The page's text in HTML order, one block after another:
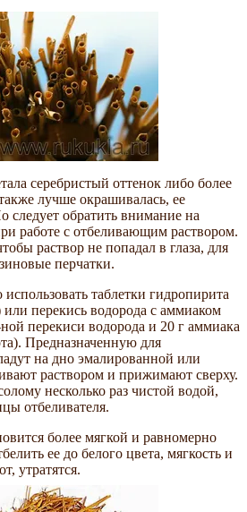
серебристый оттенок либо более
лучше окрашивалась, ее
следует обратить внимание на
работе с отбеливающим раствором.
раствор не попадал в глаза, для
перчатки.
таблетки гидропирита
перекись водорода с аммиаком
перекиси водорода и 20 г аммиака
Предназначенную для
на дно эмалированной или
раствором и прижимают сверху.
несколько раз чистой водой,
отбеливателя.
более мягкой и равномерно
ее до белого цвета, мягкость и
утратятся.